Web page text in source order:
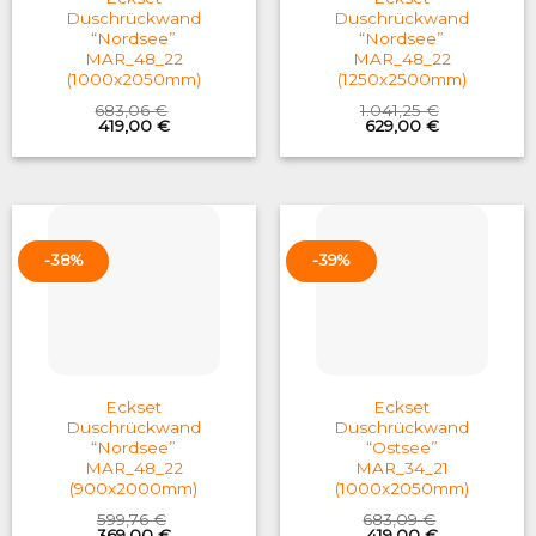
Duschrückwand
“Nordsee”
MAR_48_22
(1000x2050mm)
683,06€
Original
price
was:
419,00 €Current
is:
Duschrückwand
“Nordsee”
MAR_48_22
(1250x2500mm)
1.041,25€
Original
price
was:
629,00 €Current
is:
-38%
Eckset
Duschrückwand
“Nordsee”
MAR_48_22
(900x2000mm)
599,76€
-39%
Eckset
Duschrückwand
“Ostsee”
MAR_34_21
(1000x2050mm)
683,09€